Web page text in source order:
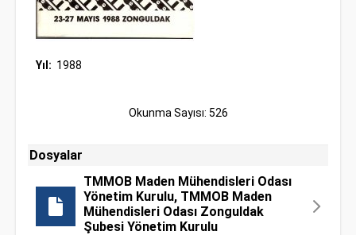
Yıl: 1988
Okunma Sayısı: 526
Dosyalar
TMMOB Maden Mühendisleri Odası
Yönetim Kurulu, TMMOB Maden
Mühendisleri Odası Zonguldak
Şubesi Yönetim Kurulu